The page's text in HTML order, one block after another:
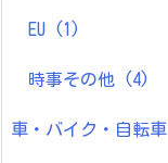
EU (1)
時事その他 (4)
車・バイク・自転車